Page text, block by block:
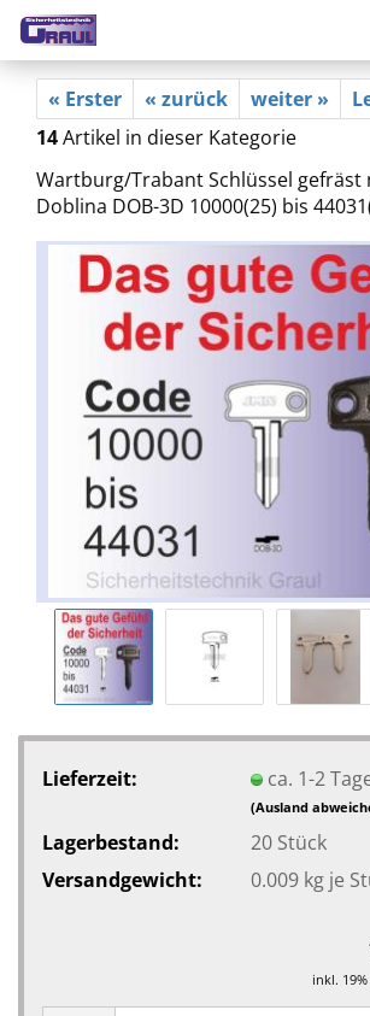
« Erster « zurück weiter »
14Artikel in dieser Kategorie
Wartburg/Trabant Schlüssel gefräst
Doblina DOB-3D 10000(25) bis
Lieferzeit: ca. 1-2
(Ausland
Lagerbestand: 20 Stück
Versandgewicht:
0.009kg je
inkl.